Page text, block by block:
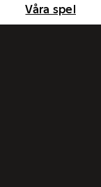
Våra spel